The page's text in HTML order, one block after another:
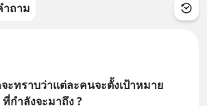
ำถาม
ะทราบว่าแต่ละคนจะตั้งเป้าหมาย
กำลังจะมาถึง ?